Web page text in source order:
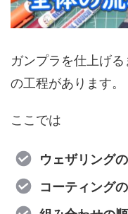
ガンプラを仕上げ
の工程があります。
ここでは
ウェザリング
コーティング